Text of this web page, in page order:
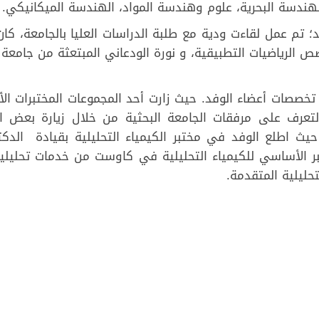
البحرية، علوم وهندسة المواد، الهندسة الميكانيكي.
تم عمل لقاءت ودية مع طلبة الدراسات العليا بالجامعة،
التطبيقية، و نورة الودعاني المبتعثة من جامعة
أعضاء الوفد. حيث زارت أحد المجموعات المختبرات
على مرفقات الجامعة البحثية من خلال زيارة بعض
اطلع الوفد في مختبر الكيمياء التحليلية بقيادة
الأساسي للكيمياء التحليلية في كاوست من خدمات
المتقدمة.